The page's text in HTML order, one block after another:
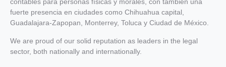
contables para personas físicas y morales, con también una
fuerte presencia en ciudades como Chihuahua capital,
Guadalajara-Zapopan, Monterrey, Toluca y Ciudad de México.
We are proud of our solid reputation as leaders in the legal
sector, both nationally and internationally.